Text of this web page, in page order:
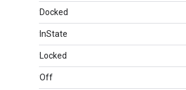
alreadyDocked
alreadyInState
alreadyLocked
alreadyOff